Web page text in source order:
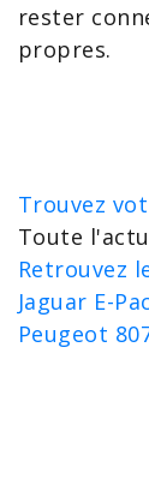
rester
propres.
Trouvez
Toute
Retrouvez
Jaguar E-
Peugeot